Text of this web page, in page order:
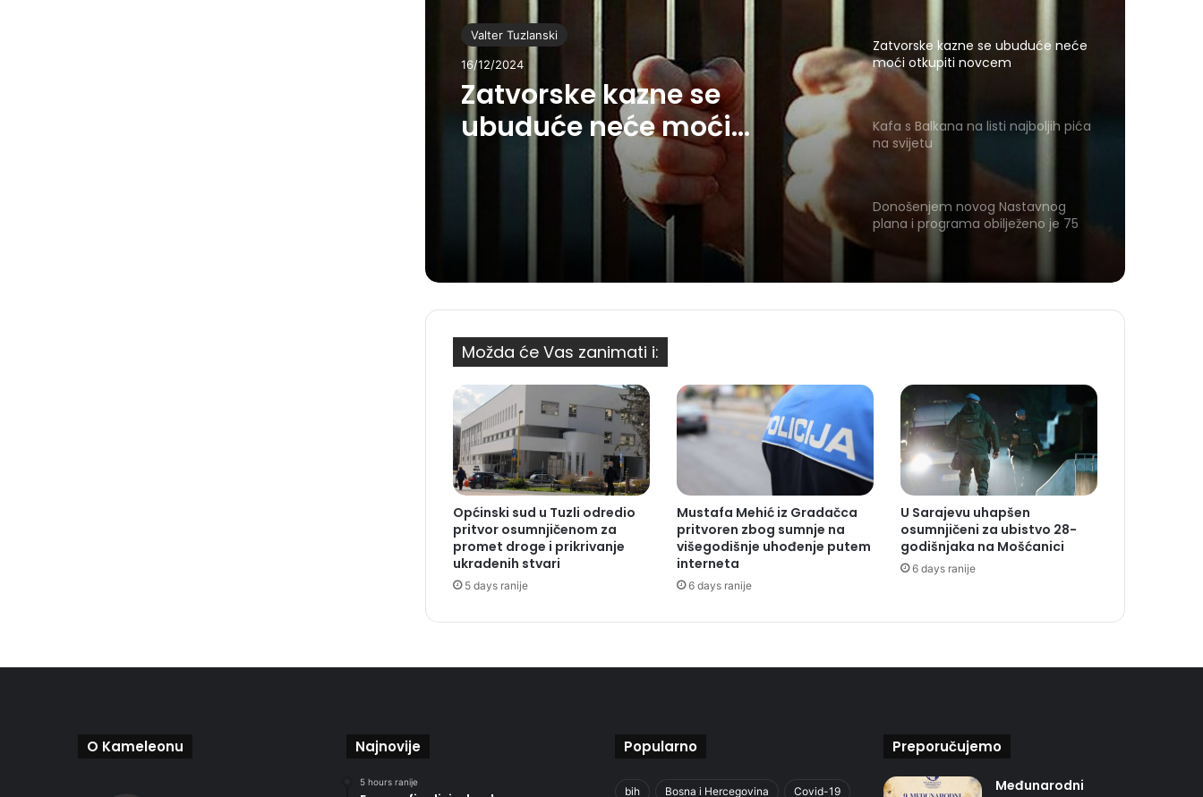
Valter Tuzlanski
16/12/2024
Zatvorske kazne se
ubuduće neće moći
otkupiti novcem
Zatvorske kazne se ubuduće neće
moći otkupiti novcem
Kafa s Balkana na listi najboljih pića
na svijetu
Donošenjem novog Nastavnog
plana i programa obilježeno je 75
Možda će Vas zanimati i:
Općinski sud u Tuzli odredio
pritvor osumnjičenom za
promet droge i prikrivanje
ukradenih stvari
5 days ranije
Mustafa Mehić iz Gradačca
pritvoren zbog sumnje na
višegodišnje uhođenje putem
interneta
6 days ranije
U Sarajevu uhapšen
osumnjičeni za ubistvo 28-
godišnjaka na Mošćanici
6 days ranije
O Kameleonu Najnovije
5 hours ranije
Popularno
bih Bosna i Hercegovina Covid-19
Preporučujemo
Međunarodni